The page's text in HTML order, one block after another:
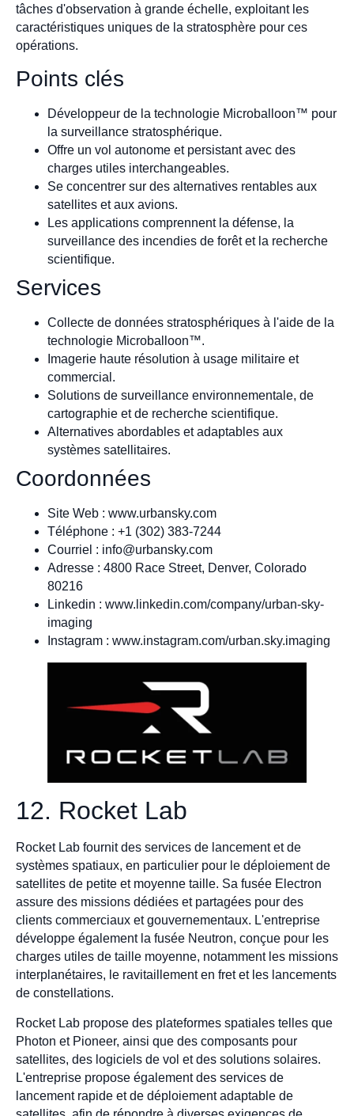
tâches d'observation à grande échelle, exploitant les
caractéristiques uniques de la stratosphère pour ces
opérations.
Points clés
Développeur de la technologie Microballoon™ pour
la surveillance stratosphérique.
Offre un vol autonome et persistant avec des
charges utiles interchangeables.
Se concentrer sur des alternatives rentables aux
satellites et aux avions.
Les applications comprennent la défense, la
surveillance des incendies de forêt et la recherche
scientifique.
Services
Collecte de données stratosphériques à l'aide de la
technologie Microballoon™.
Imagerie haute résolution à usage militaire et
commercial.
Solutions de surveillance environnementale, de
cartographie et de recherche scientifique.
Alternatives abordables et adaptables aux
systèmes satellitaires.
Coordonnées
Site Web : www.urbansky.com
Téléphone : +1 (302) 383-7244
Courriel : info@urbansky.com
Adresse : 4800 Race Street, Denver, Colorado
80216
Linkedin : www.linkedin.com/company/urban-sky-
imaging
Instagram : www.instagram.com/urban.sky.imaging
12. Rocket Lab
Rocket Lab fournit des services de lancement et de
systèmes spatiaux, en particulier pour le déploiement de
satellites de petite et moyenne taille. Sa fusée Electron
assure des missions dédiées et partagées pour des
clients commerciaux et gouvernementaux. L'entreprise
développe également la fusée Neutron, conçue pour les
charges utiles de taille moyenne, notamment les missions
interplanétaires, le ravitaillement en fret et les lancements
de constellations.
Rocket Lab propose des plateformes spatiales telles que
Photon et Pioneer, ainsi que des composants pour
satellites, des logiciels de vol et des solutions solaires.
L'entreprise propose également des services de
lancement rapide et de déploiement adaptable de